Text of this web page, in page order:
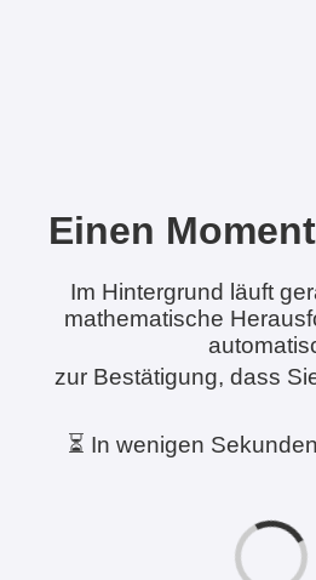
Einen
Im Hintergrund läuft
mathematische
zur Bestätigung, dass
⏳ In wenigen